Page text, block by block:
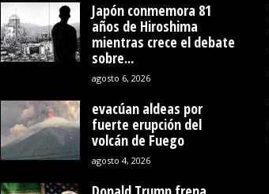
Japón conmemora 81
años de Hiroshima
mientras crece el debate
sobre...
agosto 6, 2026
evacúan aldeas por
fuerte erupción del
volcán de Fuego
agosto 4, 2026